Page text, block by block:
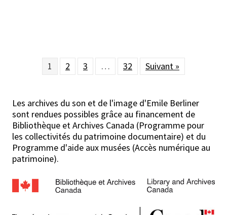
1 2 3 … 32 Suivant »
Les archives du son et de l'image d'Emile Berliner
sont rendues possibles grâce au financement de
Bibliothèque et Archives Canada (Programme pour
les collectivités du patrimoine documentaire) et du
Programme d'aide aux musées (Accès numérique au
patrimoine).